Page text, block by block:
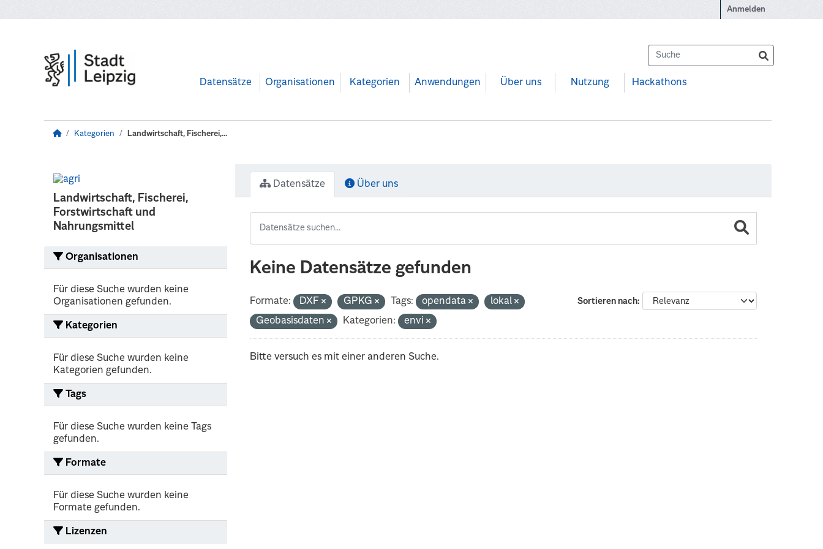
Anmelden
Datensätze Organisationen Kategorien Anwendungen Über uns Nutzung Hackathons
Kategorien Landwirtschaft, Fischerei,...
Landwirtschaft, Fischerei,
Forstwirtschaft und
Nahrungsmittel
Organisationen
Für diese Suche wurden keine
Organisationen gefunden.
Kategorien
Für diese Suche wurden keine
Kategorien gefunden.
Tags
Für diese Suche wurden keine Tags
gefunden.
Formate
Für diese Suche wurden keine
Formate gefunden.
Lizenzen
Datensätze Über uns
Keine Datensätze gefunden
Sortieren nach
Formate: DXF GPKG Tags: opendata
lokal
Geobasisdaten
Kategorien: envi
Bitte versuch es mit einer anderen Suche.